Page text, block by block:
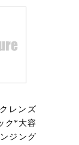
レンズ
ク*大容
ジング